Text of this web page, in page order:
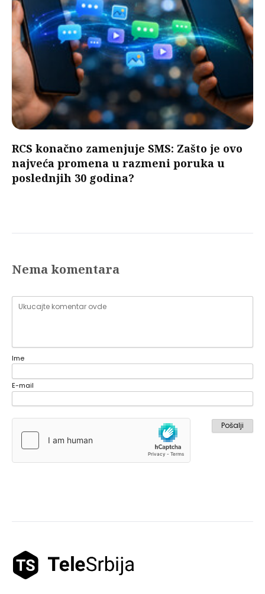
RCS konačno zamenjuje SMS: Zašto je ovo
najveća promena u razmeni poruka u
poslednjih 30 godina?
Nema komentara
Ime
E-mail